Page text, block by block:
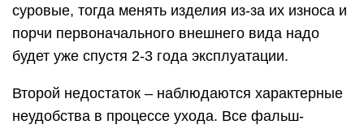
суровые, тогда менять изделия из-за их износа и
порчи первоначального внешнего вида надо
будет уже спустя 2-3 года эксплуатации.
Второй недостаток – наблюдаются характерные
неудобства в процессе ухода. Все фальш-